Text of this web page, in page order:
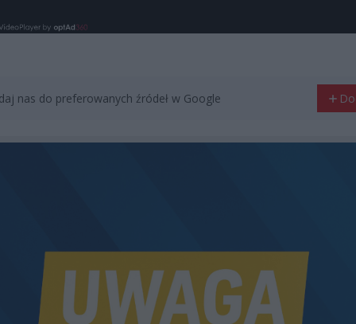
nas do preferowanych źródeł w Google